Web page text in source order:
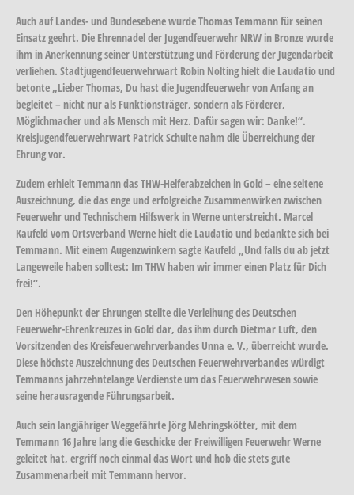
Auch auf Landes- und Bundesebene wurde Thomas Temmann für seinen
Einsatz geehrt. Die Ehrennadel der Jugendfeuerwehr NRW in Bronze wurde
ihm in Anerkennung seiner Unterstützung und Förderung der Jugendarbeit
verliehen. Stadtjugendfeuerwehrwart Robin Nolting hielt die Laudatio und
betonte „Lieber Thomas, Du hast die Jugendfeuerwehr von Anfang an
begleitet – nicht nur als Funktionsträger, sondern als Förderer,
Möglichmacher und als Mensch mit Herz. Dafür sagen wir: Danke!“.
Kreisjugendfeuerwehrwart Patrick Schulte nahm die Überreichung der
Ehrung vor.
Zudem erhielt Temmann das THW-Helferabzeichen in Gold – eine seltene
Auszeichnung, die das enge und erfolgreiche Zusammenwirken zwischen
Feuerwehr und Technischem Hilfswerk in Werne unterstreicht. Marcel
Kaufeld vom Ortsverband Werne hielt die Laudatio und bedankte sich bei
Temmann. Mit einem Augenzwinkern sagte Kaufeld „Und falls du ab jetzt
Langeweile haben solltest: Im THW haben wir immer einen Platz für Dich
frei!“.
Den Höhepunkt der Ehrungen stellte die Verleihung des Deutschen
Feuerwehr-Ehrenkreuzes in Gold dar, das ihm durch Dietmar Luft, den
Vorsitzenden des Kreisfeuerwehrverbandes Unna e. V., überreicht wurde.
Diese höchste Auszeichnung des Deutschen Feuerwehrverbandes würdigt
Temmanns jahrzehntelange Verdienste um das Feuerwehrwesen sowie
seine herausragende Führungsarbeit.
Auch sein langjähriger Weggefährte Jörg Mehringskötter, mit dem
Temmann 16 Jahre lang die Geschicke der Freiwilligen Feuerwehr Werne
geleitet hat, ergriff noch einmal das Wort und hob die stets gute
Zusammenarbeit mit Temmann hervor.